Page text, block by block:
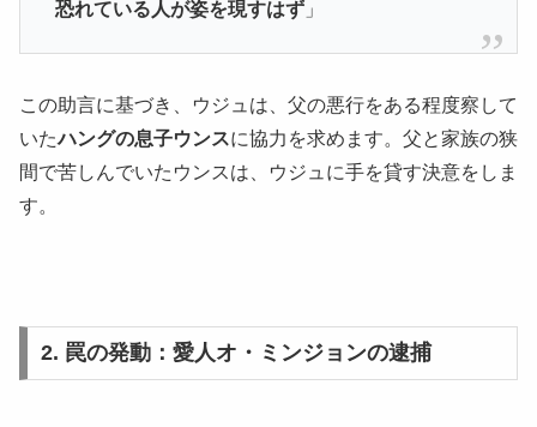
恐れている人が姿を現すはず」
この助言に基づき、ウジュは、父の悪行をある程度察して
いたハングの息子ウンスに協力を求めます。父と家族の狭
間で苦しんでいたウンスは、ウジュに手を貸す決意をしま
す。
2. 罠の発動：愛人オ・ミンジョンの逮捕